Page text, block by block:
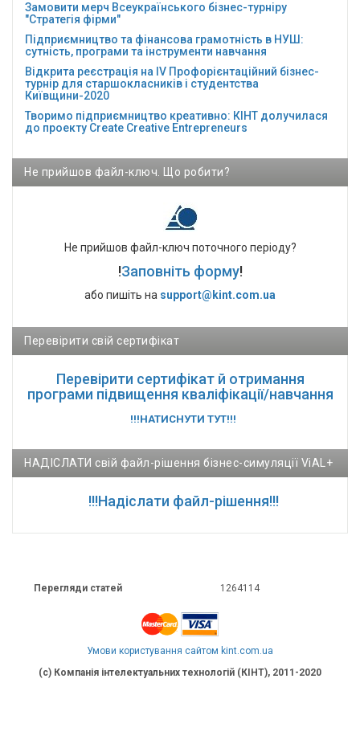
Замовити мерч Всеукраїнського бізнес-турніру
"Стратегія фірми"
Підприємництво та фінансова грамотність в НУШ:
сутність, програми та інструменти навчання
Відкрита реєстрація на ІV Профорієнтаційний бізнес-
турнір для старшокласників і студентства
Київщини-2020
Творимо підприємництво креативно: КІНТ долучилася
до проекту Сreate Creative Entrepreneurs
Не прийшов файл-ключ. Що робити?
Не прийшов файл-ключ поточного періоду?
!Заповніть форму!
або пишіть на support@kint.com.ua
Перевірити свій сертифікат
Перевірити сертифікат й отримання
програми підвищення кваліфікації/навчання
!!!НАТИСНУТИ ТУТ!!!
НАДІСЛАТИ свій файл-рішення бізнес-симуляції ViAL+
!!!Надіслати файл-рішення!!!
Перегляди статей 1264114
Умови користування сайтом kint.com.ua
(c) Компанія інтелектуальних технологій (КІНТ), 2011-2020